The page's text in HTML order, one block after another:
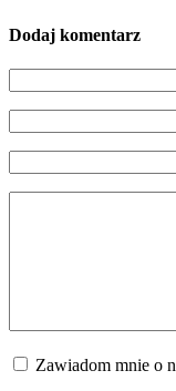
Dodaj komentarz
Zawiadom mnie o